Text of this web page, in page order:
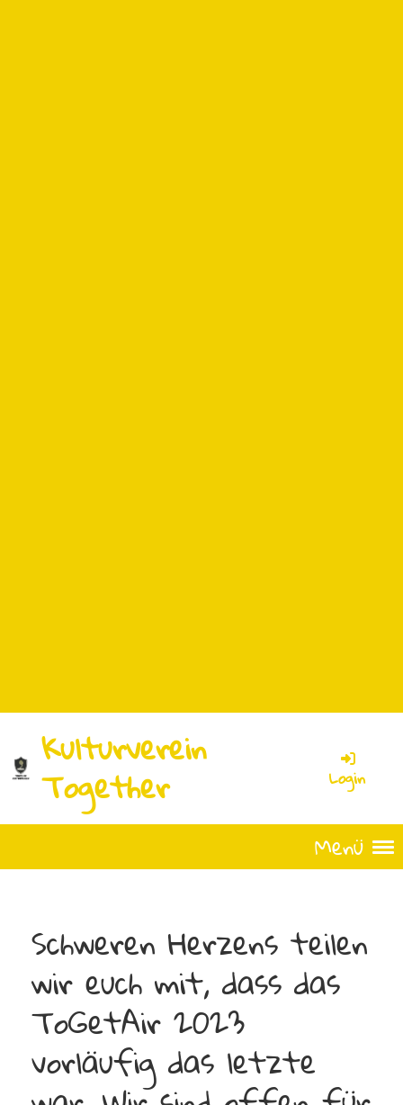
Kulturverein
Together Login
Menü
Schweren Herzens teilen
wir euch mit, dass das
ToGetAir 2023
vorläufig das letzte